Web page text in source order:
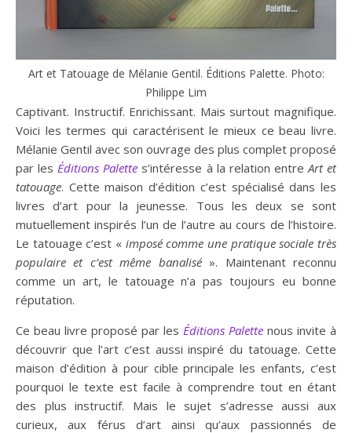
Art et Tatouage de Mélanie Gentil. Éditions Palette. Photo:
Philippe Lim
Captivant. Instructif. Enrichissant. Mais surtout magnifique.
Voici les termes qui caractérisent le mieux ce beau livre.
Mélanie Gentil avec son ouvrage des plus complet proposé
par les Éditions Palette s’intéresse à la relation entre Art et
tatouage. Cette maison d’édition c’est spécialisé dans les
livres d’art pour la jeunesse. Tous les deux se sont
mutuellement inspirés l’un de l’autre au cours de l’histoire.
Le tatouage c’est « imposé comme une pratique sociale très
populaire et c’est même banalisé ». Maintenant reconnu
comme un art, le tatouage n’a pas toujours eu bonne
réputation.
Ce beau livre proposé par les Éditions Palette nous invite à
découvrir que l’art c’est aussi inspiré du tatouage. Cette
maison d’édition à pour cible principale les enfants, c’est
pourquoi le texte est facile à comprendre tout en étant
des plus instructif. Mais le sujet s’adresse aussi aux
curieux, aux férus d’art ainsi qu’aux passionnés de